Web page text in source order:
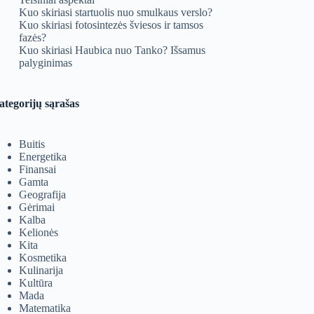
Kuo skiriasi startuolis nuo smulkaus verslo?
Kuo skiriasi fotosintezės šviesos ir tamsos
fazės?
Kuo skiriasi Haubica nuo Tanko? Išsamus
palyginimas
sąrašas
Buitis
Energetika
Finansai
Gamta
Geografija
Gėrimai
Kalba
Kelionės
Kita
Kosmetika
Kulinarija
Kultūra
Mada
Matematika